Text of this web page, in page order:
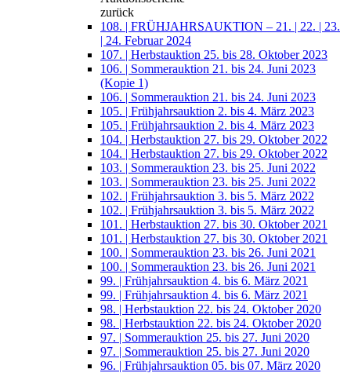
zurück
108. | FRÜHJAHRSAUKTION – 21. | 22. | 23.
| 24. Februar 2024
107. | Herbstauktion 25. bis 28. Oktober 2023
106. | Sommerauktion 21. bis 24. Juni 2023
(Kopie 1)
106. | Sommerauktion 21. bis 24. Juni 2023
105. | Frühjahrsauktion 2. bis 4. März 2023
105. | Frühjahrsauktion 2. bis 4. März 2023
104. | Herbstauktion 27. bis 29. Oktober 2022
104. | Herbstauktion 27. bis 29. Oktober 2022
103. | Sommerauktion 23. bis 25. Juni 2022
103. | Sommerauktion 23. bis 25. Juni 2022
102. | Frühjahrsauktion 3. bis 5. März 2022
102. | Frühjahrsauktion 3. bis 5. März 2022
101. | Herbstauktion 27. bis 30. Oktober 2021
101. | Herbstauktion 27. bis 30. Oktober 2021
100. | Sommerauktion 23. bis 26. Juni 2021
100. | Sommerauktion 23. bis 26. Juni 2021
99. | Frühjahrsauktion 4. bis 6. März 2021
99. | Frühjahrsauktion 4. bis 6. März 2021
98. | Herbstauktion 22. bis 24. Oktober 2020
98. | Herbstauktion 22. bis 24. Oktober 2020
97. | Sommerauktion 25. bis 27. Juni 2020
97. | Sommerauktion 25. bis 27. Juni 2020
96. | Frühjahrsauktion 05. bis 07. März 2020